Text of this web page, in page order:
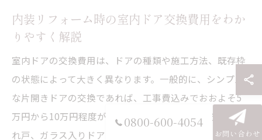
内装リフォーム時の室内ドア交換費用をわか
りやすく解説
室内ドアの交換費用は、ドアの種類や施工方法、既存枠
の状態によって大きく異なります。一般的に、シンプル
な片開きドアの交換であれば、工事費込みでおおよそ5
万円から10万円程度が目安とされています。引き戸や折
れ戸、ガラス入りドアなど特殊な仕様の場合は、10万
0800-600-4054
お問い合わせ